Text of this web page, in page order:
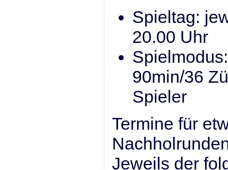
Spieltag:
20.00 Uhr
90min/36
Spieler
Termine für
Jeweils der